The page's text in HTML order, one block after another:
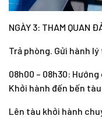
NGÀY 3: THAM QUAN
Trả phòng. Gửi hành
08h00 – 08h30:
Khởi hành đến bến
Lên tàu khởi hành